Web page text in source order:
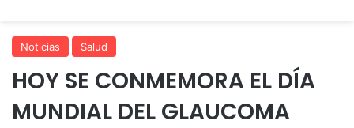
Noticias Salud
HOY SE CONMEMORA EL DÍA
MUNDIAL DEL GLAUCOMA